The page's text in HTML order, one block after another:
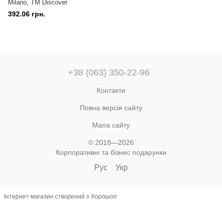
Milano, TM Discover
392.06 грн.
+38 (063) 350-22-96
Контакти
Повна версія сайту
Мапа сайту
© 2018—2026
Корпоративні та бізнес подарунки
Рус Укр
Інтернет-магазин створений з Хорошоп